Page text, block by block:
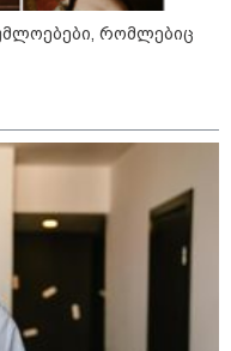
რომ მზის
ეს პროცესი
2026
დათბობის
დედამიწაზე
დაბალი
გრადუსი
- რას
2026
რომლებიც